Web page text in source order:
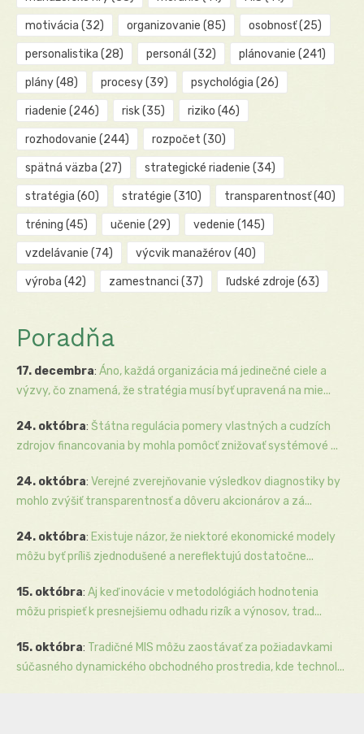
motivácia (32) organizovanie (85) osobnosť(25)
personalistika (28) personál (32) plánovanie (241)
plány(48) procesy(39) psychológia (26)
riadenie (246) risk(35) riziko (46)
rozhodovanie (244) rozpočet (30)
spätná väzba (27) strategické riadenie (34)
stratégia (60) stratégie (310) transparentnosť(40)
tréning (45) učenie (29) vedenie (145)
vzdelávanie (74) výcvik manažérov(40)
výroba (42) zamestnanci (37) ľudské zdroje (63)
Poradňa
17. decembra: Áno, každá organizácia má jedinečné ciele a
výzvy, čo znamená, že stratégia musí byť upravená na mie...
24. októbra: Štátna regulácia pomery vlastných a cudzích
zdrojov financovania by mohla pomôcť znižovať systémové ...
24. októbra: Verejné zverejňovanie výsledkov diagnostiky by
mohlo zvýšiť transparentnosť a dôveru akcionárov a zá...
24. októbra: Existuje názor, že niektoré ekonomické modely
môžu byť príliš zjednodušené a nereflektujú dostatočne...
15. októbra: Aj keď inovácie v metodológiách hodnotenia
môžu prispieť k presnejšiemu odhadu rizík a výnosov, trad...
15. októbra: Tradičné MIS môžu zaostávať za požiadavkami
súčasného dynamického obchodného prostredia, kde technol...